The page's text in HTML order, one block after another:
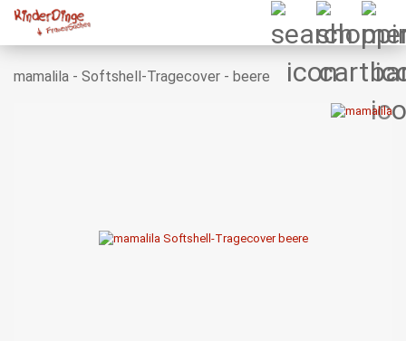
mamalila - Softshell-Tragecover - beere